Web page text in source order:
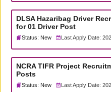
DLSA Hazaribag Driver
for 01 Driver Post
Status: New Last Apply Date:
NCRA TIFR Project
Posts
Status: New Last Apply Date: